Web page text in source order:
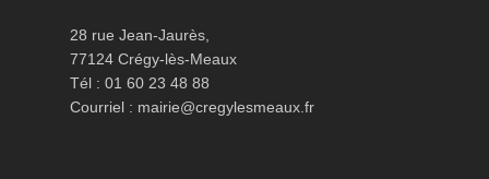
28 rue Jean-Jaurès,
77124 Crégy-lès-Meaux
Tél : 01 60 23 48 88
Courriel : mairie@cregylesmeaux.fr